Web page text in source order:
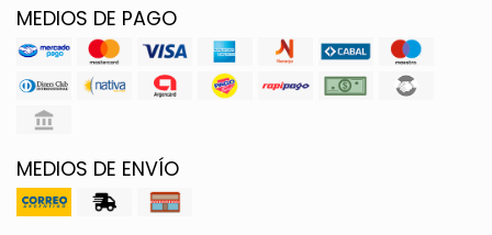
MEDIOS DE PAGO
MEDIOS DE ENVÍO